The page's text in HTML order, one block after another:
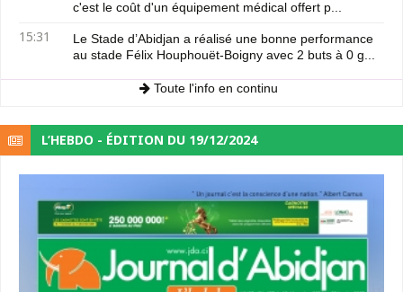
c'est le coût d'un équipement médical offert p...
15:31
Le Stade d’Abidjan a réalisé une bonne performance
au stade Félix Houphouët-Boigny avec 2 buts à 0 g...
Toute l'info en continu
L’HEBDO - ÉDITION DU 19/12/2024